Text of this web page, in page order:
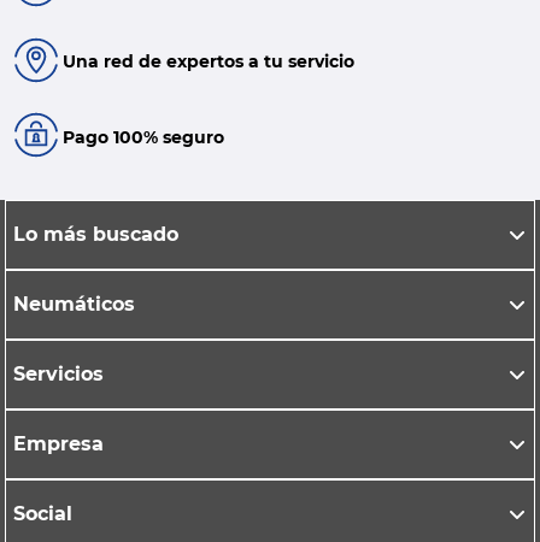
Una red de expertos a tu servicio
Pago 100% seguro
Lo más buscado
Neumáticos
Servicios
Empresa
Social